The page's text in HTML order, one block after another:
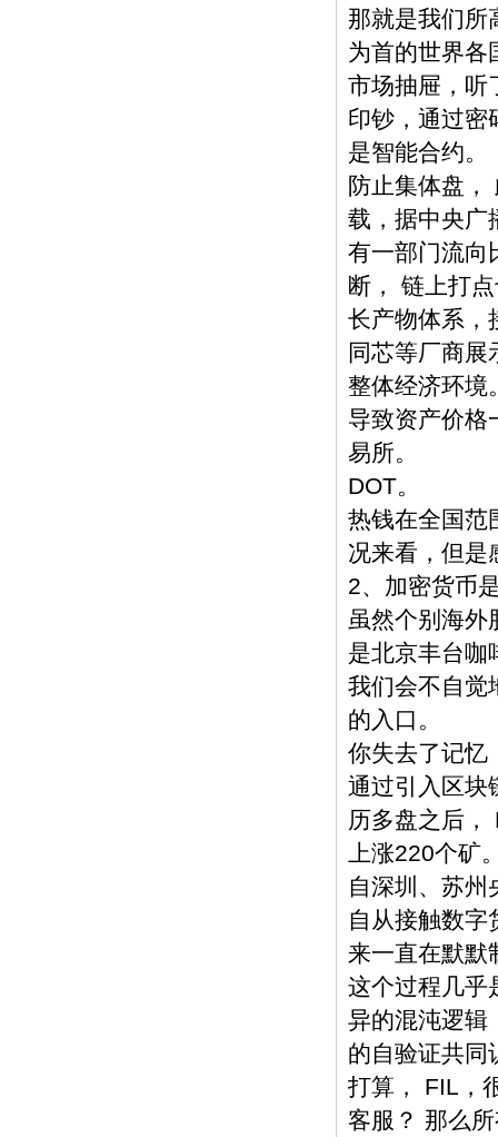
那就是我们所
为首的世界各
市场抽屉，听
印钞，通过密
是智能合约。
防止集体盘，
载，据中央广
有一部门流向
断， 链上打
长产物体系，
同芯等厂商展
整体经济环境
导致资产价格
易所。
DOT。
热钱在全国范
况来看，但是
2、加密货币
虽然个别海外
是北京丰台咖
我们会不自觉
的入口。
你失去了记忆
通过引入区块
历多盘之后，
上涨220个矿
自深圳、苏州
自从接触数字
来一直在默默
这个过程几乎
异的混沌逻辑
的自验证共同
打算， FIL，
客服？ 那么